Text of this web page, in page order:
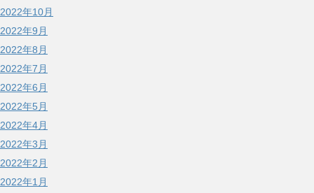
2022年10月
2022年9月
2022年8月
2022年7月
2022年6月
2022年5月
2022年4月
2022年3月
2022年2月
2022年1月